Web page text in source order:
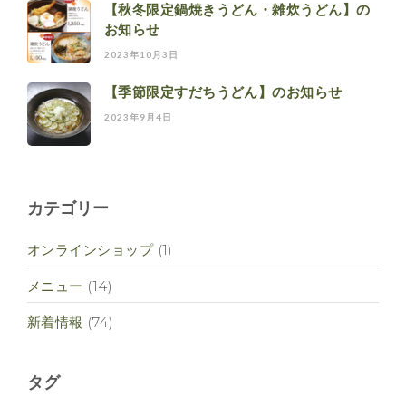
【秋冬限定鍋焼きうどん・雑炊うどん】の
お知らせ
2023年10月3日
【季節限定すだちうどん】のお知らせ
2023年9月4日
カテゴリー
オンラインショップ(1)
メニュー (14)
新着情報 (74)
タグ